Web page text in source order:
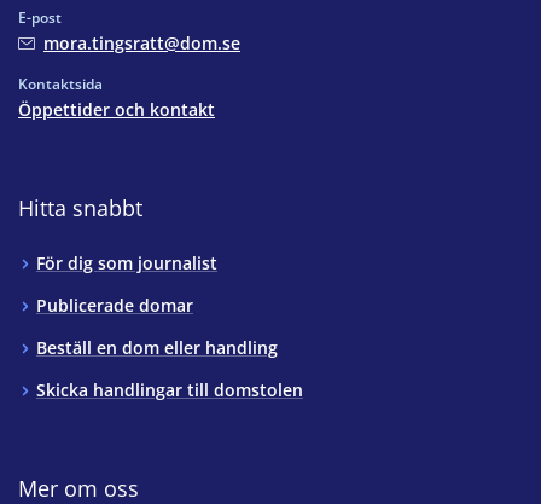
E-post
mora.tingsratt@dom.se
Kontaktsida
Öppettider och kontakt
Hitta snabbt
För dig som journalist
Publicerade domar
Beställ en dom eller handling
Skicka handlingar till domstolen
Mer om oss